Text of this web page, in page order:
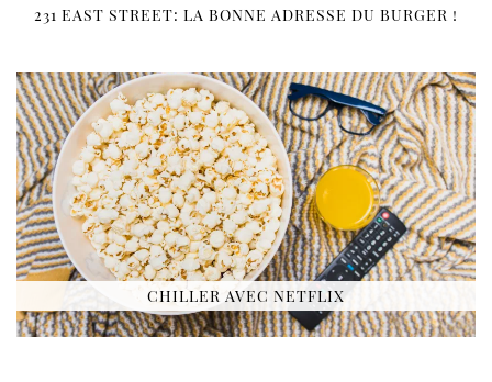
231 EAST STREET: LA BONNE ADRESSE DU BURGER !
CHILLER AVEC NETFLIX